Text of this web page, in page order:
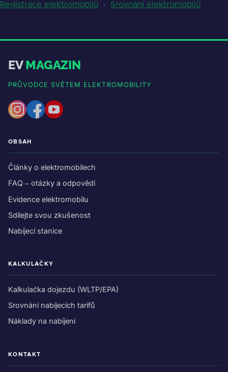
Registrace elektromobilů · Srovnání elektromobilů
EVMAGAZIN
PRŮVODCE SVĚTEM ELEKTROMOBILITY
OBSAH
Články o elektromobilech
FAQ – otázky a odpovědi
Evidence elektromobilu
Sdílejte svou zkušenost
Nabíjecí stanice
KALKULAČKY
Kalkulačka dojezdu (WLTP/EPA)
Srovnání nabíjecích tarifů
Náklady na nabíjení
KONTAKT